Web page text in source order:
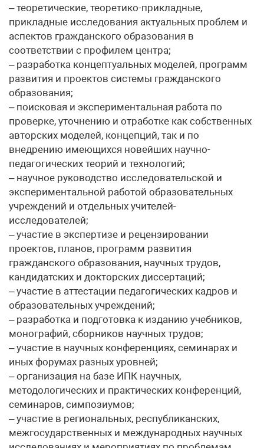
– теоретические, теоретико-прикладные,
прикладные исследования актуальных проблем и
аспектов гражданского образования в
соответствии с профилем центра;
– разработка концептуальных моделей, программ
развития и проектов системы гражданского
образования;
– поисковая и экспериментальная работа по
проверке, уточнению и отработке как собственных
авторских моделей, концепций, так и по
внедрению имеющихся новейших научно-
педагогических теорий и технологий;
– научное руководство исследовательской и
экспериментальной работой образовательных
учреждений и отдельных учителей-
исследователей;
– участие в экспертизе и рецензировании
проектов, планов, программ развития
гражданского образования, научных трудов,
кандидатских и докторских диссертаций;
– участие в аттестации педагогических кадров и
образовательных учреждений;
– разработка и подготовка к изданию учебников,
монографий, сборников научных трудов;
– участие в научных конференциях, семинарах и
иных форумах разных уровней;
– организация на базе ИПК научных,
методологических и практических конференций,
семинаров, симпозиумов;
– участие в региональных, республиканских,
межгосударственных и международных научных